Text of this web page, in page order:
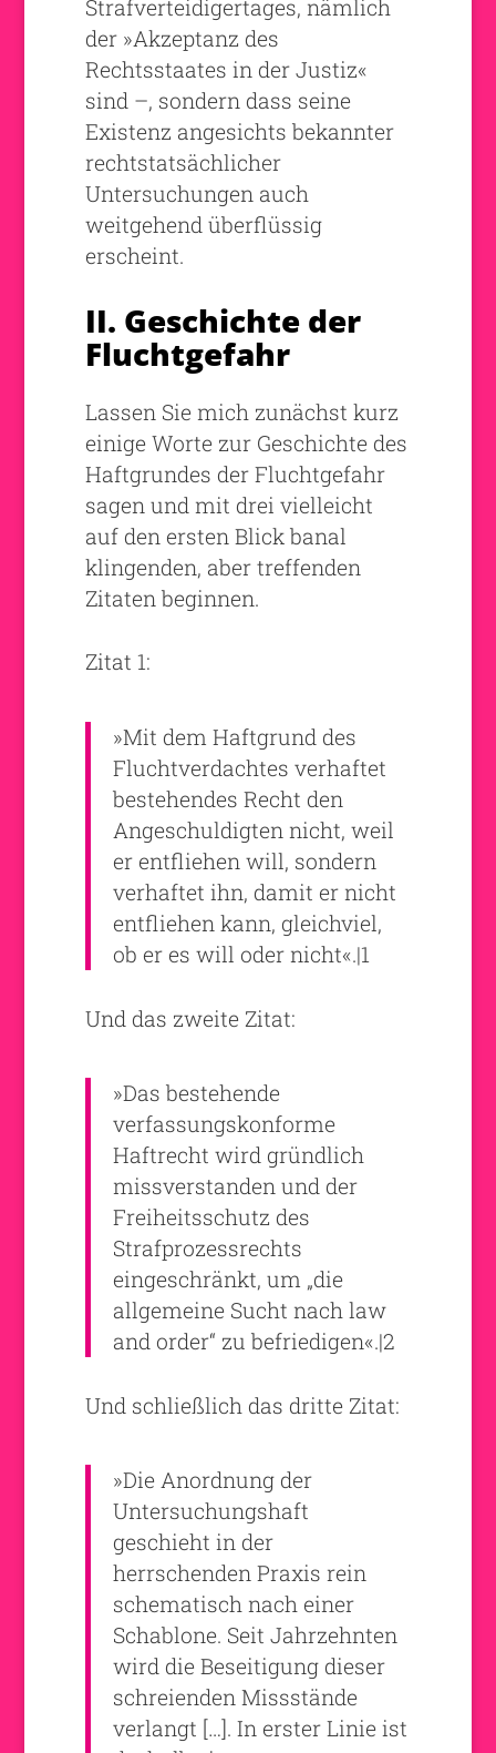
Strafverteidigertages, nämlich
der »Akzeptanz des
Rechtsstaates in der Justiz«
sind –, sondern dass seine
Existenz angesichts bekannter
rechtstatsächlicher
Untersuchungen auch
weitgehend überflüssig
erscheint.
II. Geschichte der
Fluchtgefahr
Lassen Sie mich zunächst kurz
einige Worte zur Geschichte des
Haftgrundes der Fluchtgefahr
sagen und mit drei vielleicht
auf den ersten Blick banal
klingenden, aber treffenden
Zitaten beginnen.
Zitat 1:
»Mit dem Haftgrund des
Fluchtverdachtes verhaftet
bestehendes Recht den
Angeschuldigten nicht, weil
er entfliehen will, sondern
verhaftet ihn, damit er nicht
entfliehen kann, gleichviel,
ob er es will oder nicht«.|1
Und das zweite Zitat:
»Das bestehende
verfassungskonforme
Haftrecht wird gründlich
missverstanden und der
Freiheitsschutz des
Strafprozessrechts
eingeschränkt, um „die
allgemeine Sucht nach law
and order“ zu befriedigen«.|2
Und schließlich das dritte Zitat:
»Die Anordnung der
Untersuchungshaft
geschieht in der
herrschenden Praxis rein
schematisch nach einer
Schablone. Seit Jahrzehnten
wird die Beseitigung dieser
schreienden Missstände
verlangt […]. In erster Linie ist